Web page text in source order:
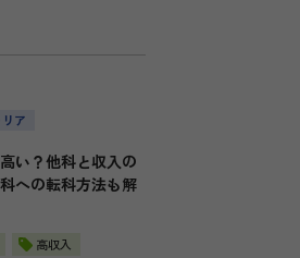
ア
い？他科と収入の
への転科方法も解
高収入